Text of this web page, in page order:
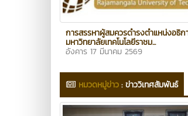
การสรรหาผู้สมควรดำรงตำแหน่งอธิ
มหาวิทยาลัยเทคโนโลยีราชม...
อังคาร 17 มีนาคม 2569
หมวดหมู่ข่าว:ข่าววิเทศสัมพันธ์